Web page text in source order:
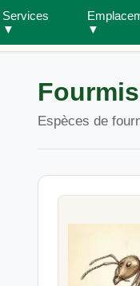
Services
▼
▼
Toutes les espèces
Fourmis
Espèces de